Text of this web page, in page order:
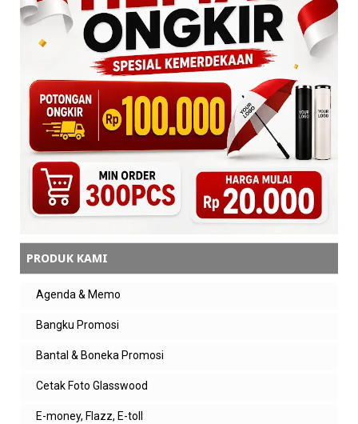
PRODUK KAMI
Agenda & Memo
Bangku Promosi
Bantal & Boneka Promosi
Cetak Foto Glasswood
E-money, Flazz, E-toll